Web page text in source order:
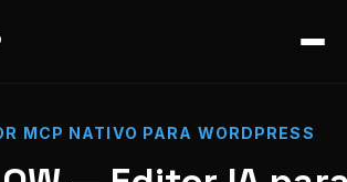
MCP NATIVO PARA WORDPRESS